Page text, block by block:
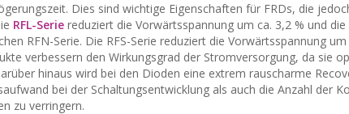
Dies sind wichtige Eigenschaften für FRDs, die
RFL-Serie reduziert die Vorwärtsspannung um ca. 3,2 % und
RFN-Serie. Die RFS-Serie reduziert die Vorwärtsspannung
verbessern den Wirkungsgrad der Stromversorgung, da sie
hinaus wird bei den Dioden eine extrem rauscharme
bei der Schaltungsentwicklung als auch die Anzahl der
zu verringern.